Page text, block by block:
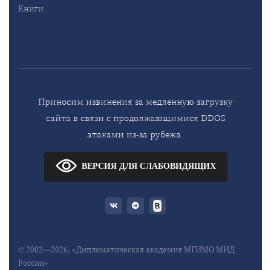
Книги
Приносим извинения за медленную загрузку
сайта в связи с продолжающимися DDOS
атаками из-за рубежа.
ВЕРСИЯ ДЛЯ СЛАБОВИДЯЩИХ
© 2002—2026, «Дипломатическая академия МГИМО МИД
России»